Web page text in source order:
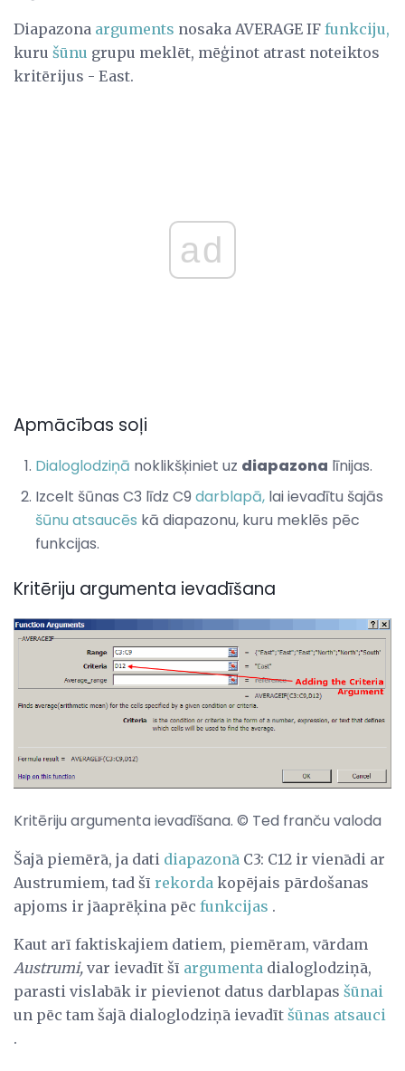
Diapazona arguments nosaka AVERAGE IF funkciju,
kuru šūnu grupu meklēt, mēģinot atrast noteiktos
kritērijus - East.
ad
Apmācības soļi
Dialoglodziņā noklikšķiniet uz diapazona līnijas.
Izcelt šūnas C3 līdz C9 darblapā, lai ievadītu šajās
šūnu atsaucēs kā diapazonu, kuru meklēs pēc
funkcijas.
Kritēriju argumenta ievadīšana
Kritēriju argumenta ievadīšana. © Ted franču valoda
Šajā piemērā, ja dati diapazonā C3: C12 ir vienādi ar
Austrumiem, tad šī rekorda kopējais pārdošanas
apjoms ir jāaprēķina pēc funkcijas .
Kaut arī faktiskajiem datiem, piemēram, vārdam
Austrumi, var ievadīt šī argumenta dialoglodziņā,
parasti vislabāk ir pievienot datus darblapas šūnai
un pēc tam šajā dialoglodziņā ievadīt šūnas atsauci
.